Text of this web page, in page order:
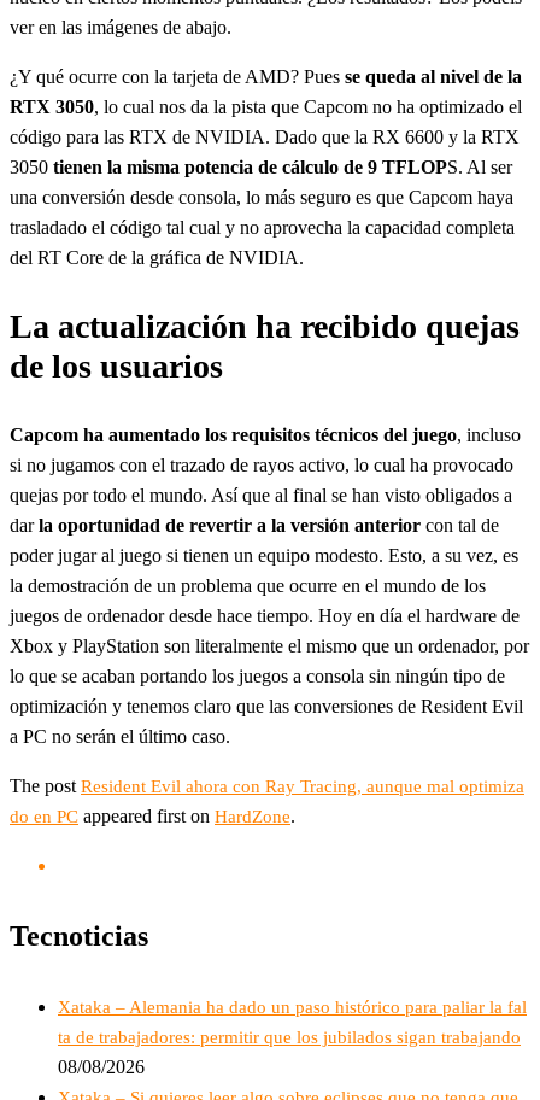
ver en las imágenes de abajo.
¿Y qué ocurre con la tarjeta de AMD? Pues se queda al nivel de la
RTX 3050, lo cual nos da la pista que Capcom no ha optimizado el
código para las RTX de NVIDIA. Dado que la RX 6600 y la RTX
3050 tienen la misma potencia de cálculo de 9 TFLOPS. Al ser
una conversión desde consola, lo más seguro es que Capcom haya
trasladado el código tal cual y no aprovecha la capacidad completa
del RT Core de la gráfica de NVIDIA.
La actualización ha recibido quejas
de los usuarios
Capcom ha aumentado los requisitos técnicos del juego, incluso
si no jugamos con el trazado de rayos activo, lo cual ha provocado
quejas por todo el mundo. Así que al final se han visto obligados a
darla oportunidad de revertir a la versión anterior con tal de
poder jugar al juego si tienen un equipo modesto. Esto, a su vez, es
la demostración de un problema que ocurre en el mundo de los
juegos de ordenador desde hace tiempo. Hoy en día el hardware de
Xbox y PlayStation son literalmente el mismo que un ordenador, por
lo que se acaban portando los juegos a consola sin ningún tipo de
optimización y tenemos claro que las conversiones de Resident Evil
a PC no serán el último caso.
The post Resident Evil ahora con Ray Tracing, aunque mal optimiza
do en PC appeared first on HardZone.
Tecnoticias
Xataka – Alemania ha dado un paso histórico para paliar la fal
ta de trabajadores: permitir que los jubilados sigan trabajando
08/08/2026